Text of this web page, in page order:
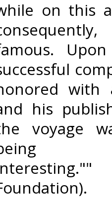
on this
with
his
voyage